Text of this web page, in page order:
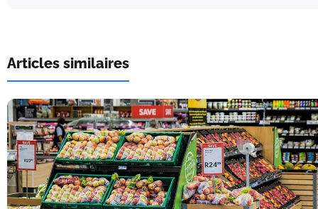
Articles similaires